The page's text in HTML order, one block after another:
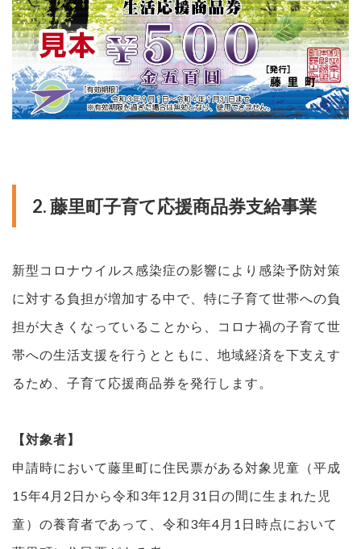
2. 藤里町子育て応援商品券支給事業
新型コロナウイルス感染症の影響により感染予防対策
に対する負担が増加する中で、特に子育て世帯への負
担が大きくなっていることから、コロナ禍の子育て世
帯への生活支援を行うとともに、地域経済を下支えす
るため、子育て応援商品券を発行します。
【対象者】
申請時において藤里町に住民票がある対象児童（平成
15年4月2日から令和3年12月31日の間に生まれた児
童）の養育者であって、令和3年4月1日時点において